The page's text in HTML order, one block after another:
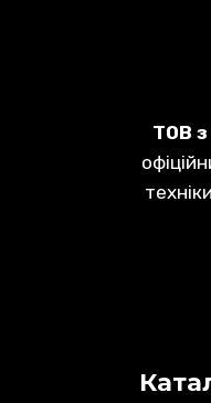
ТОВ